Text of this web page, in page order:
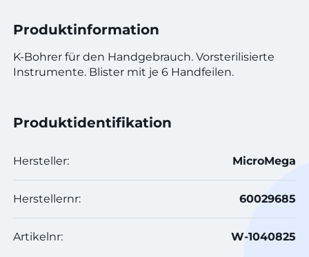
Produktinformation
K-Bohrer für den Handgebrauch. Vorsterilisierte
Instrumente. Blister mit je 6 Handfeilen.
Produktidentifikation
Hersteller: MicroMega
Herstellernr: 60029685
Artikelnr: W-1040825